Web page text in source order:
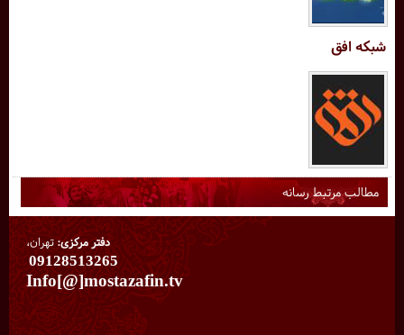
شبکه افق
مطالب مرتبط رسانه
دفتر مرکزی:تهران،
09128513265
Info[@]mostazafin.tv